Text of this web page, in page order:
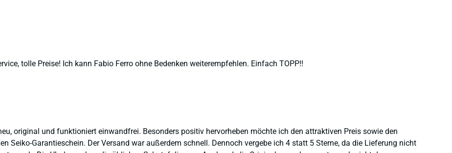
tolle Preise! Ich kann Fabio Ferro ohne Bedenken weiterempfehlen. Einfach TOPP!!
original und funktioniert einwandfrei. Besonders positiv hervorheben möchte ich den attraktiven Preis sowie den
Seiko-Garantieschein. Der Versand war außerdem schnell. Dennoch vergebe ich 4 statt 5 Sterne, da die Lieferung nicht